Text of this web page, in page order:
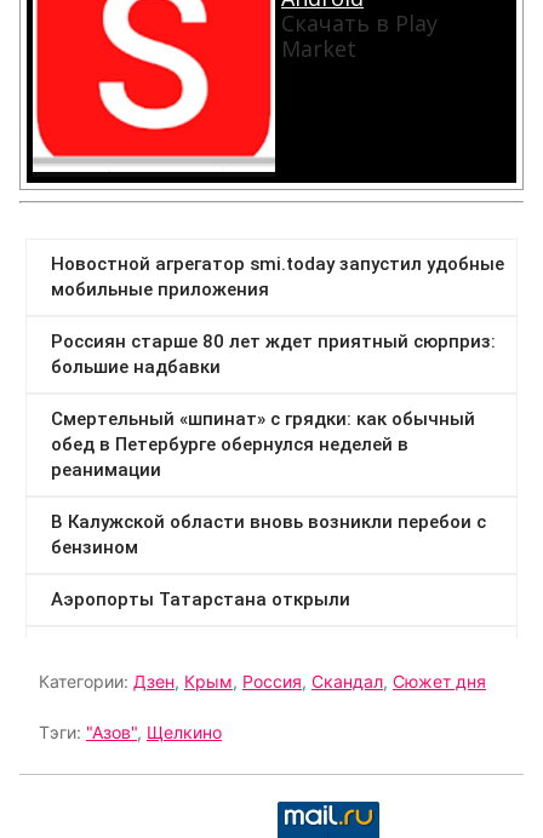
Скачать в Play
Market
Категории: Дзен, Крым, Россия, Скандал, Сюжет дня
Тэги: "Азов", Щелкино